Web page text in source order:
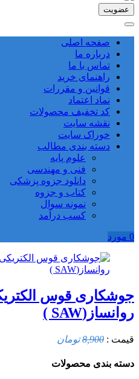
صفحه اصلی
درباره ما
تماس با ما
راهنمای خرید
قوانین و مقررات
نماد اعتماد
کد تخفیف محصولات
نقشه سایت
خوراک سایت
دسته بندی مطالب
علوم پایه
فنی و مهندسی
دانلود جزوه پزشکی
کتاب و جزوه
نمونه سوال
کسب درآمد
0 مورد
جوشکاری قوس
روانساز(SAW )
قیمت : 8,900تومان
دسته بندی محصولات